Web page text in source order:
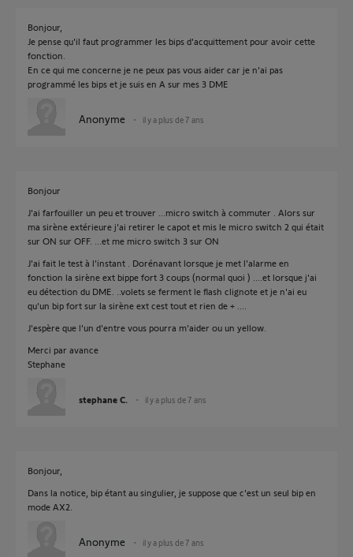
Bonjour,
Je pense qu'il faut programmer les bips d'acquittement pour avoir cette
fonction.
En ce qui me concerne je ne peux pas vous aider car je n'ai pas
programmé les bips et je suis en A sur mes 3 DME
Anonyme il y a plus de 7 ans
Bonjour
J'ai farfouiller un peu et trouver ...micro switch à commuter . Alors sur
ma sirène extérieure j'ai retirer le capot et mis le micro switch 2 qui était
sur ON sur OFF. ...et me micro switch 3 sur ON
J'ai fait le test à l'instant . Dorénavant lorsque je met l'alarme en
fonction la sirène ext bippe fort 3 coups (normal quoi ) ....et lorsque j'ai
eu détection du DME. ..volets se ferment le flash clignote et je n'ai eu
qu'un bip fort sur la sirène ext cest tout et rien de + ....
J'espère que l'un d'entre vous pourra m'aider ou un yellow.
Merci par avance
Stephane
stephane C. il y a plus de 7 ans
Bonjour,
Dans la notice, bip étant au singulier, je suppose que c'est un seul bip en
mode AX2.
Anonyme il y a plus de 7 ans